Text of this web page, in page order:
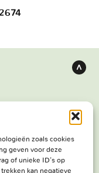
zoals cookies
geven voor deze
of unieke ID's op
kan negatieve
boven